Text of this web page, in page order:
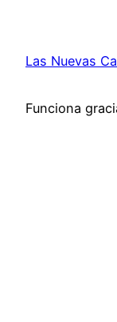
Las Nuevas
Funciona